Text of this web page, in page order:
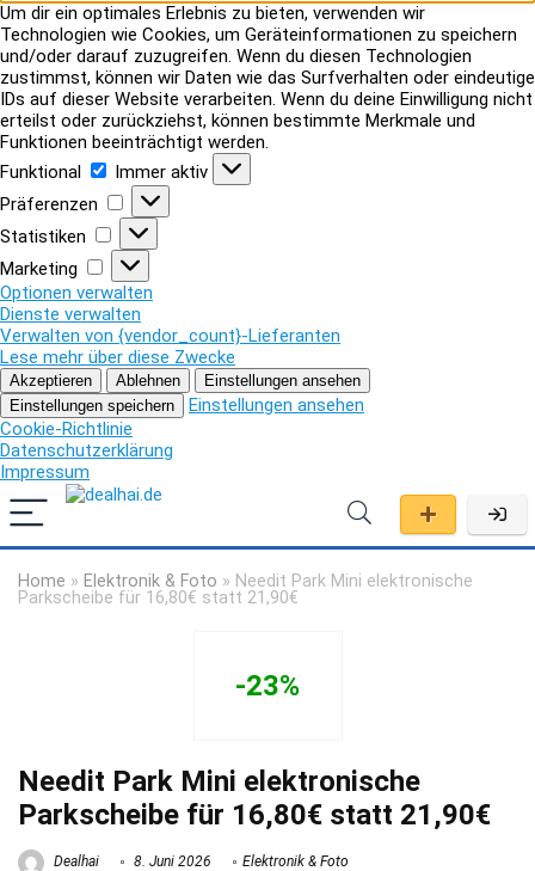
Um dir ein optimales Erlebnis zu bieten, verwenden wir
Technologien wie Cookies, um Geräteinformationen zu speichern
und/oder darauf zuzugreifen. Wenn du diesen Technologien
zustimmst, können wir Daten wie das Surfverhalten oder eindeutige
IDs auf dieser Website verarbeiten. Wenn du deine Einwilligung nicht
erteilst oder zurückziehst, können bestimmte Merkmale und
Funktionen beeinträchtigt werden.
Funktional
Funktional
Immer aktiv
Präferenzen
Präferenzen
Statistiken
Statistiken
Marketing
Marketing
Optionen verwalten
Dienste verwalten
Verwalten von {vendor_count}-Lieferanten
Lese mehr über diese Zwecke
Akzeptieren Ablehnen
Einstellungen ansehen
Einstellungen speichern
Einstellungen ansehen
Cookie-Richtlinie
Datenschutzerklärung
Impressum
Home » Elektronik & Foto » Needit Park Mini elektronische
Parkscheibe für 16,80€ statt 21,90€
-23%
Needit Park Mini elektronische
Parkscheibe für 16,80€ statt 21,90€
Dealhai 8. Juni 2026 Elektronik & Foto